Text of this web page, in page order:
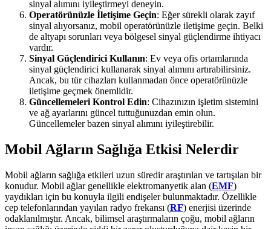
sinyal alımını iyileştirmeyi deneyin.
Operatörünüzle İletişime Geçin: Eğer sürekli olarak zayıf
sinyal alıyorsanız, mobil operatörünüzle iletişime geçin. Belki
de altyapı sorunları veya bölgesel sinyal güçlendirme ihtiyacı
vardır.
Sinyal Güçlendirici Kullanın: Ev veya ofis ortamlarında
sinyal güçlendirici kullanarak sinyal alımını artırabilirsiniz.
Ancak, bu tür cihazları kullanmadan önce operatörünüzle
iletişime geçmek önemlidir.
Güncellemeleri Kontrol Edin: Cihazınızın işletim sistemini
ve ağ ayarlarını güncel tuttuğunuzdan emin olun.
Güncellemeler bazen sinyal alımını iyileştirebilir.
Mobil Ağların Sağlığa Etkisi Nelerdir
Mobil ağların sağlığa etkileri uzun süredir araştırılan ve tartışılan bir
konudur. Mobil ağlar genellikle elektromanyetik alan (EMF)
yaydıkları için bu konuyla ilgili endişeler bulunmaktadır. Özellikle
cep telefonlarından yayılan radyo frekansı (RF) enerjisi üzerinde
odaklanılmıştır. Ancak, bilimsel araştırmaların çoğu, mobil ağların